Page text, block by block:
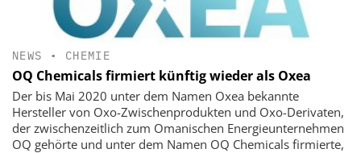
NEWS • CHEMIE
OQ Chemicals firmiert künftig wieder als Oxea
Der bis Mai 2020 unter dem Namen Oxea bekannte
Hersteller von Oxo-Zwischenprodukten und Oxo-Derivaten,
der zwischenzeitlich zum Omanischen Energieunternehmen
OQ gehörte und unter dem Namen OQ Chemicals firmierte,